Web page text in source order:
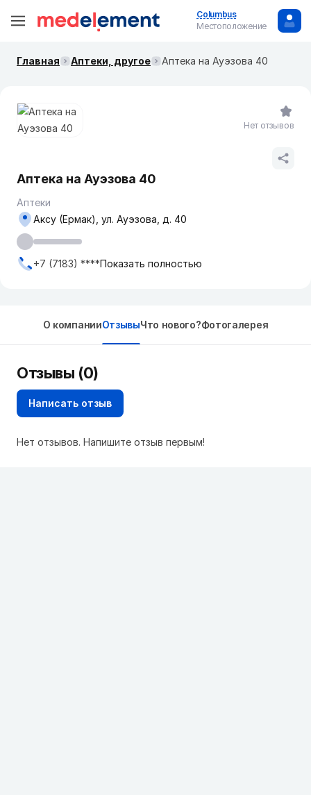
Columbus
Местоположение
Главная Аптеки, другое Аптека на Ауэзова 40
Аптека на Ауэзова 40
Аптеки
Аксу (Ермак), ул. Ауэзова, д. 40
+7 (7183) ****Показать полностью
Нет отзывов
О компанииОтзывыЧто нового?Фотогалерея
Отзывы (0)
Написать отзыв
Нет отзывов. Напишите отзыв первым!